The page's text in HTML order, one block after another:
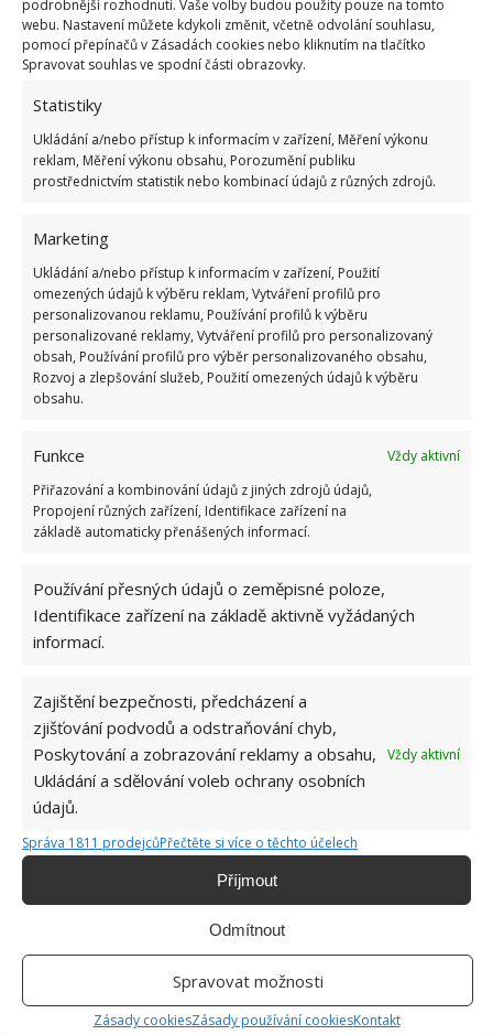
podrobnější rozhodnutí. Vaše volby budou použity pouze na tomto
webu. Nastavení můžete kdykoli změnit, včetně odvolání souhlasu,
pomocí přepínačů v Zásadách cookies nebo kliknutím na tlačítko
Spravovat souhlas ve spodní části obrazovky.
Statistiky
Ukládání a/nebo přístup k informacím v zařízení, Měření výkonu
reklam, Měření výkonu obsahu, Porozumění publiku
prostřednictvím statistik nebo kombinací údajů z různých zdrojů.
Marketing
Ukládání a/nebo přístup k informacím v zařízení, Použití
omezených údajů k výběru reklam, Vytváření profilů pro
personalizovanou reklamu, Používání profilů k výběru
personalizované reklamy, Vytváření profilů pro personalizovaný
obsah, Používání profilů pro výběr personalizovaného obsahu,
Rozvoj a zlepšování služeb, Použití omezených údajů k výběru
obsahu.
Funkce
Vždy aktivní
Přiřazování a kombinování údajů z jiných zdrojů údajů,
Propojení různých zařízení, Identifikace zařízení na
základě automaticky přenášených informací.
Používání přesných údajů o zeměpisné poloze,
Identifikace zařízení na základě aktivně vyžádaných
informací.
Zajištění bezpečnosti, předcházení a
zjišťování podvodů a odstraňování chyb,
Poskytování a zobrazování reklamy a obsahu,
Ukládání a sdělování voleb ochrany osobních
údajů.
Vždy aktivní
Správa 1811 prodejcůPřečtěte si více o těchto účelech
Příjmout
Odmítnout
Spravovat možnosti
Zásady cookiesZásady používání cookiesKontakt
jim podle potřeby ve stáří vypomůže.
BYDLENÍ CELEBRITY KARLOVY VARY
MAREK EBEN
Přidejte svůj názor
Hana Musilová
Do redakce Bydlimeutulne.cz se
přidala během svých studií a práce
redaktorky ji tak nadchla, že se
autorovi]
SOUVISEJÍCÍ ČLÁNKY